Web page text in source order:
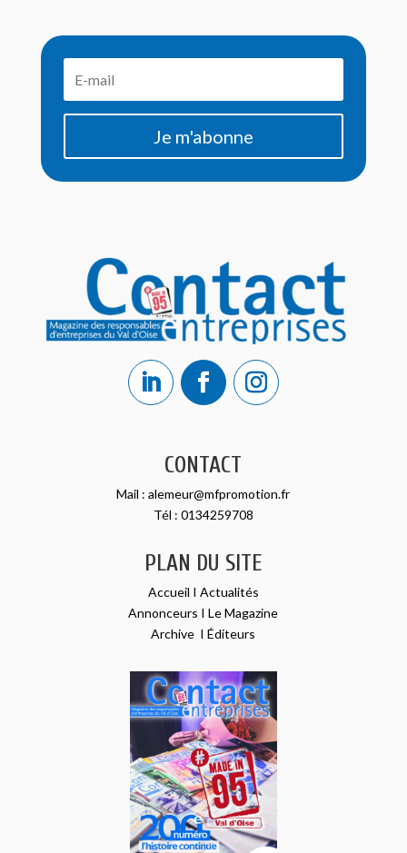
Je m'abonne
CONTACT
Mail :alemeur@mfpromotion.fr
Tél : 0134259708
PLAN DU SITE
Accueil I Actualités
Annonceurs ILe Magazine
Archive IÉditeurs